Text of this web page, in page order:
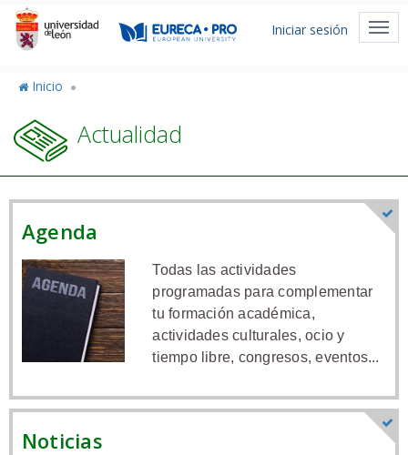
Pasar
contenido
Menú
Iniciar sesión
Inicio
Actualidad
Agenda
Todas las actividades
programadas para complementar
tu formación académica,
actividades culturales, ocio y
tiempo libre, congresos, eventos...
Noticias